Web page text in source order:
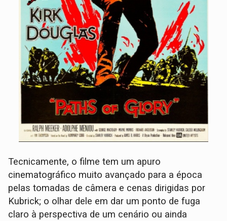
Tecnicamente, o filme tem um apuro
cinematográfico muito avançado para a época
pelas tomadas de câmera e cenas dirigidas por
Kubrick; o olhar dele em dar um ponto de fuga
claro à perspectiva de um cenário ou ainda